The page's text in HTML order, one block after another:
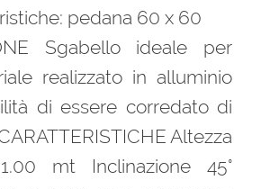
pedana 60 x 60
Sgabello ideale per
realizzato in alluminio
di essere corredato di
Altezza
mt Inclinazione 45°